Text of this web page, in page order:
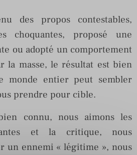
des propos contestables,
choquantes, proposé une
ou adopté un comportement
la masse, le résultat est bien
monde entier peut sembler
prendre pour cible.
connu, nous aimons les
et la critique, nous
un ennemi « légitime », nous